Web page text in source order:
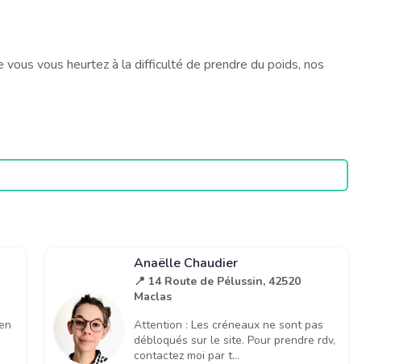
vous heurtez à la difficulté de prendre du poids, nos
Anaëlle Chaudier
📍 14 Route de Pélussin, 42520
Maclas
Attention : Les créneaux ne sont pas
débloqués sur le site. Pour prendre rdv,
contactez moi par t...